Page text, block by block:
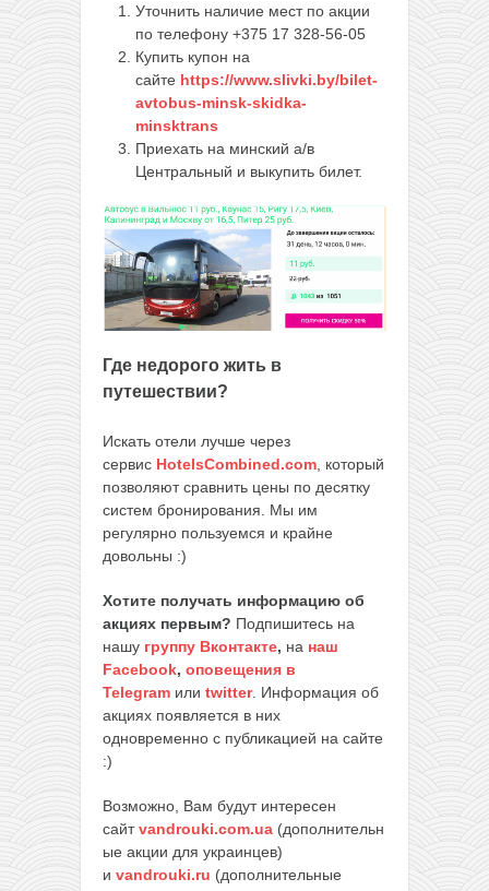
Уточнить наличие мест по акции
по телефону +375 17 328-56-05
Купить купон на
сайте https://www.slivki.by/bilet-
avtobus-minsk-skidka-
minsktrans
Приехать на минский а/в
Центральный и выкупить билет.
Где недорого жить в
путешествии?
Искать отели лучше через
сервис HotelsCombined.com , который
позволяют сравнить цены по десятку
систем бронирования. Мы им
регулярно пользуемся и крайне
довольны :)
Хотите получать информацию об
акциях первым? Подпишитесь на
нашу группу Вконтакте, на наш
Facebook, оповещения в
Telegram или twitter. Информация об
акциях появляется в них
одновременно с публикацией на сайте
:)
Возможно, Вам будут интересен
сайтvandrouki.com.ua (дополнительн
ые акции для украинцев)
и vandrouki.ru (дополнительные